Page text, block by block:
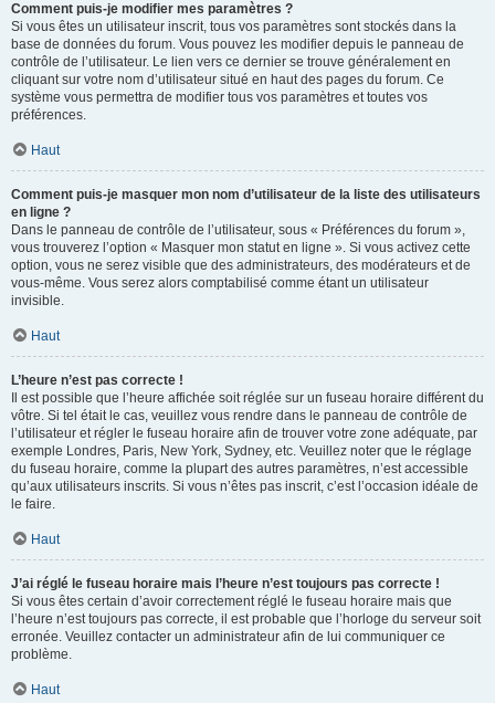
Comment puis-je modifier mes paramètres ?
Si vous êtes un utilisateur inscrit, tous vos paramètres sont stockés dans la
base de données du forum. Vous pouvez les modifier depuis le panneau de
contrôle de l’utilisateur. Le lien vers ce dernier se trouve généralement en
cliquant sur votre nom d’utilisateur situé en haut des pages du forum. Ce
système vous permettra de modifier tous vos paramètres et toutes vos
préférences.
Haut
Comment puis-je masquer mon nom d’utilisateur de la liste des utilisateurs
en ligne ?
Dans le panneau de contrôle de l’utilisateur, sous « Préférences du forum »,
vous trouverez l’option « Masquer mon statut en ligne ». Si vous activez cette
option, vous ne serez visible que des administrateurs, des modérateurs et de
vous-même. Vous serez alors comptabilisé comme étant un utilisateur
invisible.
Haut
L’heure n’est pas correcte !
Il est possible que l’heure affichée soit réglée sur un fuseau horaire différent du
vôtre. Si tel était le cas, veuillez vous rendre dans le panneau de contrôle de
l’utilisateur et régler le fuseau horaire afin de trouver votre zone adéquate, par
exemple Londres, Paris, New York, Sydney, etc. Veuillez noter que le réglage
du fuseau horaire, comme la plupart des autres paramètres, n’est accessible
qu’aux utilisateurs inscrits. Si vous n’êtes pas inscrit, c’est l’occasion idéale de
le faire.
Haut
J’ai réglé le fuseau horaire mais l’heure n’est toujours pas correcte !
Si vous êtes certain d’avoir correctement réglé le fuseau horaire mais que
l’heure n’est toujours pas correcte, il est probable que l’horloge du serveur soit
erronée. Veuillez contacter un administrateur afin de lui communiquer ce
problème.
Haut